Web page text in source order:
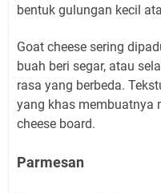
bentuk gulungan kecil
Goat cheese sering
buah beri segar, atau
rasa yang berbeda.
yang khas membuatnya
cheese board.
Parmesan